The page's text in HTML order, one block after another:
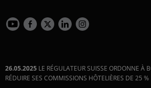
26.05.2025 LE RÉGULATEUR SUISSE ORDONNE À
RÉDUIRE SES COMMISSIONS HÔTELIÈRES DE 25 %